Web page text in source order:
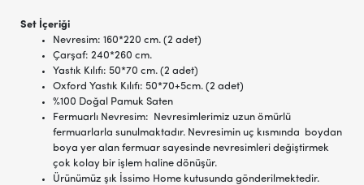
Set İçeriği
Nevresim: 160*220 cm. (2 adet)
Çarşaf: 240*260 cm.
Yastık Kılıfı: 50*70 cm. (2 adet)
Oxford Yastık Kılıfı: 50*70+5cm. (2 adet)
%100 Doğal Pamuk Saten
Fermuarlı Nevresim: Nevresimlerimiz uzun ömürlü
fermuarlarla sunulmaktadır. Nevresimin uç kısmında boydan
boya yer alan fermuar sayesinde nevresimleri değiştirmek
çok kolay bir işlem haline dönüşür.
Ürünümüz şık İssimo Home kutusunda gönderilmektedir.